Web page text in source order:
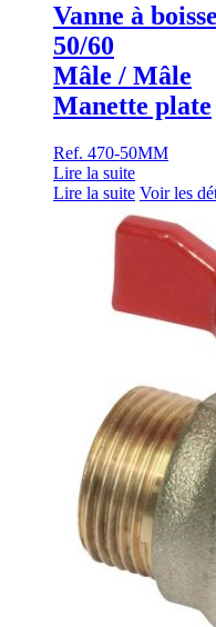
Vanne à
50/60
Mâle / Mâle
Manette plate
Ref. 470-50MM
Lire la suite
Lire la suite Voir les